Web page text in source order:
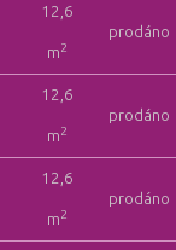
12,6
m2
prodáno
12,6
m2
prodáno
12,6
m2
prodáno